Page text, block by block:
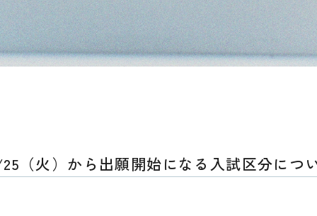
（火）から出願開始になる入試区分につ